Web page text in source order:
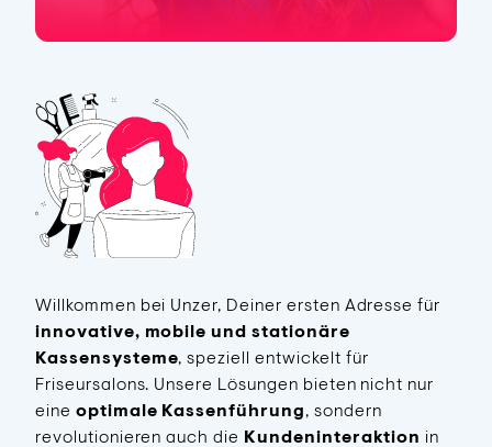
Willkommen bei Unzer, Deiner ersten Adresse für
innovative, mobile und stationäre
Kassensysteme , speziell entwickelt für
Friseursalons. Unsere Lösungen bieten nicht nur
eine optimale Kassenführung , sondern
revolutionieren auch die Kundeninteraktion in